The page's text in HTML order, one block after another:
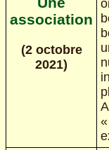
association
(2 octobre
2021)